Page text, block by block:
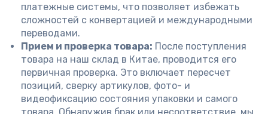
платежные системы, что позволяет избежать
сложностей с конвертацией и международными
переводами.
Прием и проверка товара: После поступления
товара на наш склад в Китае, проводится его
первичная проверка. Это включает пересчет
позиций, сверку артикулов, фото- и
видеофиксацию состояния упаковки и самого